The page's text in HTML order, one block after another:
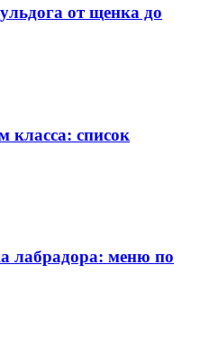
от щенка до
класса: список
лабрадора: меню по